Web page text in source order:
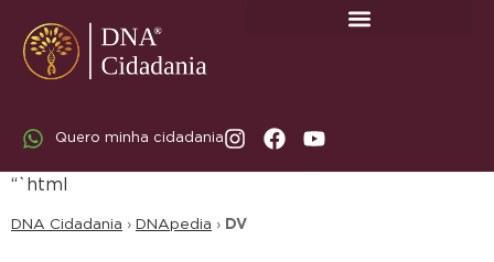
Quero minha cidadania
“`html
DNA Cidadania › DNApedia › DV